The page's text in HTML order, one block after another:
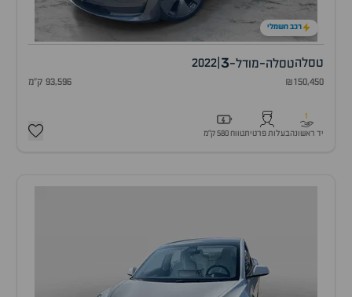
רכב חשמלי
טסלהטסלה-מודל-3
2022
₪150,450 93,596 ק"מ
1
יד ראשונהבעלות פרטיתטווח 580 ק״מ